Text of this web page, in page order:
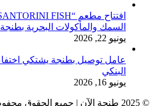
السمك والمأكولات البحرية بطنجة
يونيو 22, 2026
البنكي
يونيو 16, 2026
© 2025 طنجة الآن | جميع الحقوق محفوظة